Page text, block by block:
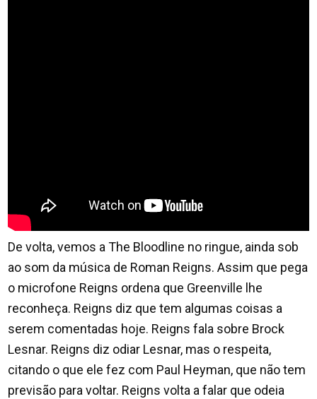
De volta, vemos a The Bloodline no ringue, ainda sob
ao som da música de Roman Reigns. Assim que pega
o microfone Reigns ordena que Greenville lhe
reconheça. Reigns diz que tem algumas coisas a
serem comentadas hoje. Reigns fala sobre Brock
Lesnar. Reigns diz odiar Lesnar, mas o respeita,
citando o que ele fez com Paul Heyman, que não tem
previsão para voltar. Reigns volta a falar que odeia